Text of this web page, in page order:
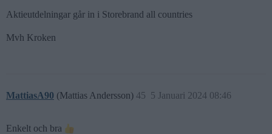
Aktieutdelningar går in i Storebrand all countries
Mvh Kroken
MattiasA90 (Mattias Andersson) 5 Januari 2024 08:46
45
Enkelt och bra